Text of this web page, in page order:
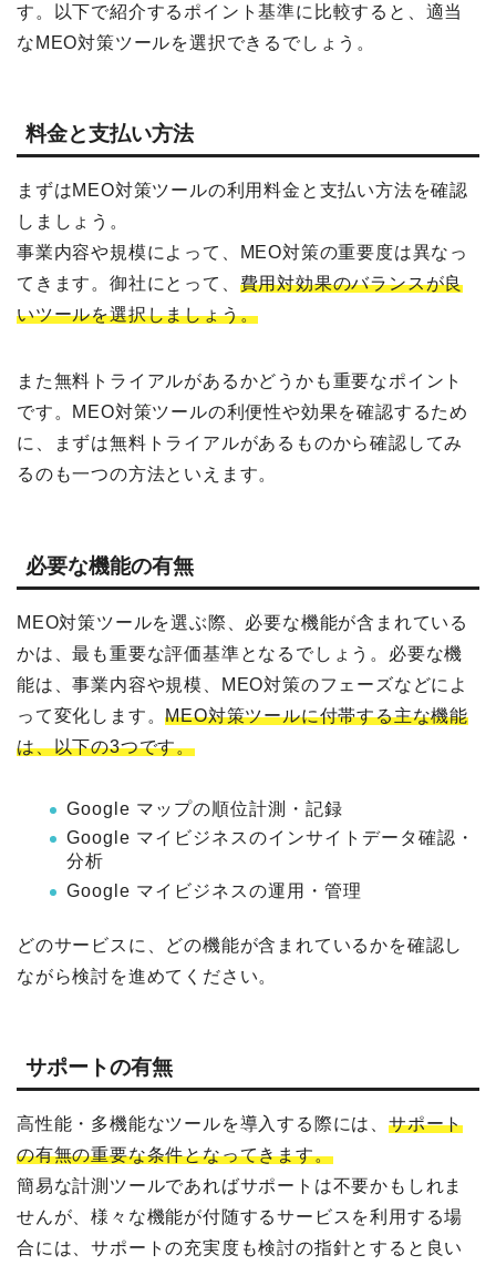
す。以下で紹介するポイント基準に比較すると、適当
なMEO対策ツールを選択できるでしょう。
料金と支払い方法
まずはMEO対策ツールの利用料金と支払い方法を確認
しましょう。
事業内容や規模によって、MEO対策の重要度は異なっ
てきます。御社にとって、 費用対効果のバランスが良
いツールを選択しましょう。
また無料トライアルがあるかどうかも重要なポイント
です。MEO対策ツールの利便性や効果を確認するため
に、まずは無料トライアルがあるものから確認してみ
るのも一つの方法といえます。
必要な機能の有無
MEO対策ツールを選ぶ際、必要な機能が含まれている
かは、最も重要な評価基準となるでしょう。必要な機
能は、事業内容や規模、MEO対策のフェーズなどによ
って変化します。MEO対策ツールに付帯する主な機能
は、以下の3つです。
Google マップの順位計測・記録
Google マイビジネスのインサイトデータ確認・
分析
Google マイビジネスの運用・管理
どのサービスに、どの機能が含まれているかを確認し
ながら検討を進めてください。
サポートの有無
高性能・多機能なツールを導入する際には、 サポート
の有無の重要な条件となってきます。
簡易な計測ツールであればサポートは不要かもしれま
せんが、様々な機能が付随するサービスを利用する場
合には、サポートの充実度も検討の指針とすると良い